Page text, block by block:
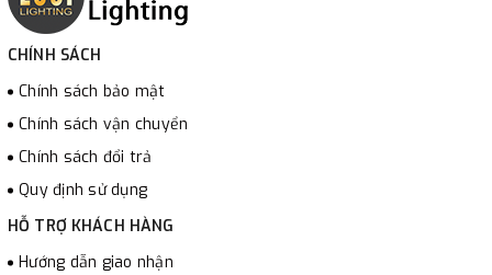
CHÍNH SÁCH
Chính sách bảo mật
Chính sách vận chuyển
Chính sách đổi trả
Quy định sử dụng
HỖ TRỢ KHÁCH HÀNG
Hướng dẫn giao nhận